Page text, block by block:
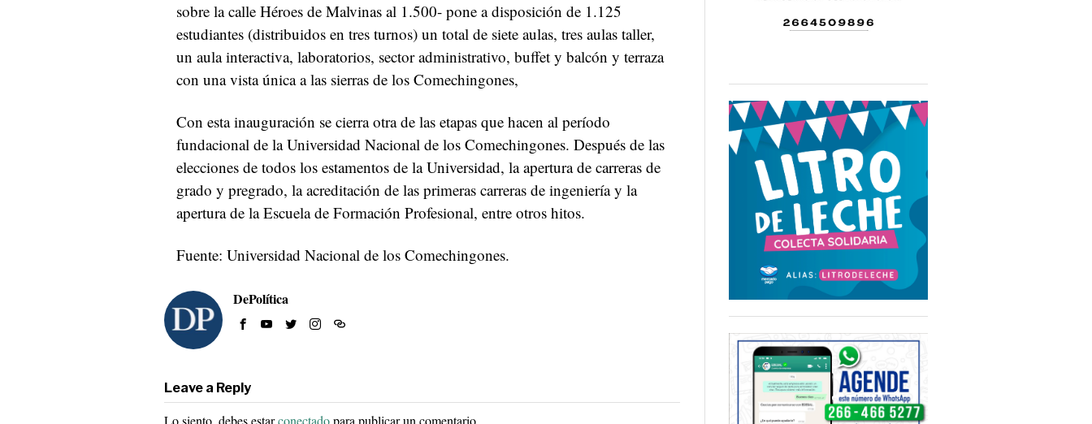
sobre la calle Héroes de Malvinas al 1.500- pone a disposición de 1.125
estudiantes (distribuidos en tres turnos) un total de siete aulas, tres aulas taller,
un aula interactiva, laboratorios, sector administrativo, buffet y balcón y terraza
con una vista única a las sierras de los Comechingones,
Con esta inauguración se cierra otra de las etapas que hacen al período
fundacional de la Universidad Nacional de los Comechingones. Después de las
elecciones de todos los estamentos de la Universidad, la apertura de carreras de
grado y pregrado, la acreditación de las primeras carreras de ingeniería y la
apertura de la Escuela de Formación Profesional, entre otros hitos.
Fuente: Universidad Nacional de los Comechingones.
DePolítica
Leave a Reply
Lo siento, debes estarconectadopara publicar un comentario.